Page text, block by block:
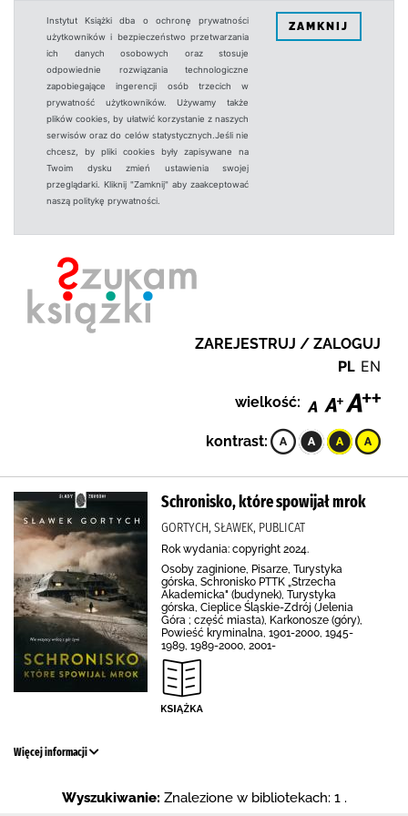
Instytut Książki dba o ochronę prywatności
użytkowników i bezpieczeństwo przetwarzania
ich danych osobowych oraz stosuje
odpowiednie rozwiązania technologiczne
zapobiegające ingerencji osób trzecich w
prywatność użytkowników. Używamy także
plików cookies, by ułatwić korzystanie z naszych
serwisów oraz do celów statystycznych.Jeśli nie
chcesz, by pliki cookies były zapisywane na
Twoim dysku zmień ustawienia swojej
przeglądarki. Kliknij "Zamknij" aby zaakceptować
naszą politykę prywatności.
ZAMKNIJ
ZAREJESTRUJ / ZALOGUJ
PL EN
wielkość:
kontrast:
Schronisko, które spowijał mrok
GORTYCH, SŁAWEK, PUBLICAT
Rok wydania: copyright 2024.
Osoby zaginione, Pisarze, Turystyka
górska, Schronisko PTTK „Strzecha
Akademicka" (budynek), Turystyka
górska, Cieplice Śląskie-Zdrój (Jelenia
Góra ; część miasta), Karkonosze (góry),
Powieść kryminalna, 1901-2000, 1945-
1989, 1989-2000, 2001-
Więcej informacji
Wyszukiwanie: Znalezione w bibliotekach: 1 .